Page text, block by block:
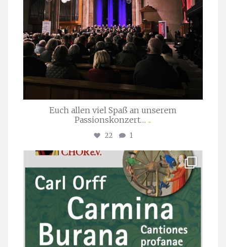
Euch allen viel Spaß an unserem
Passionskonzert… ...
22 1
stuttgarter_oratorienchor
Juli 22